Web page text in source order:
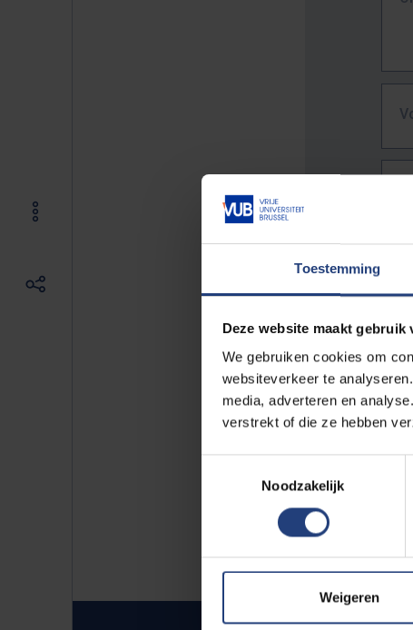
Toestemming
Deze website maakt gebruik
We gebruiken cookies om
websiteverkeer te
media, adverteren en
verstrekt of die ze hebben
Noodzakelijk
Weigeren
De
Bv.